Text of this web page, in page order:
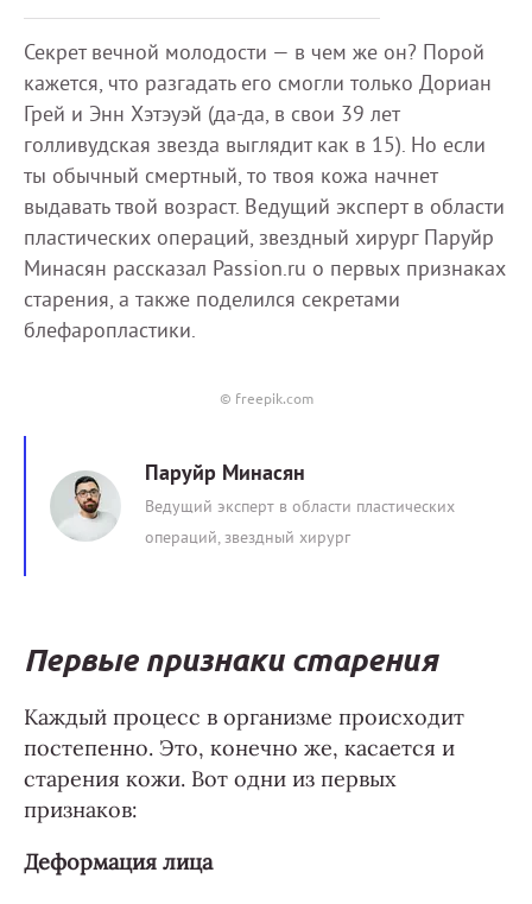
Секрет вечной молодости — в чем же он? Порой
кажется, что разгадать его смогли только Дориан
Грей и Энн Хэтэуэй (да-да, в свои 39 лет
голливудская звезда выглядит как в 15). Но если
ты обычный смертный, то твоя кожа начнет
выдавать твой возраст. Ведущий эксперт в области
пластических операций, звездный хирург Паруйр
Минасян рассказал Passion.ru о первых признаках
старения, а также поделился секретами
блефаропластики.
© freepik.com
Паруйр Минасян
Ведущий эксперт в области пластических
операций, звездный хирург
Первые признаки старения
Каждый процесс в организме происходит
постепенно. Это, конечно же, касается и
старения кожи. Вот одни из первых
признаков:
Деформация лица